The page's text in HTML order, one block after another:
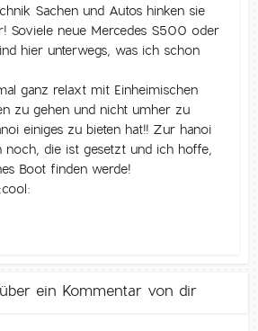
Sachen und Autos hinken sie
Soviele neue Mercedes S500 oder
hier unterwegs, was ich schon
ganz relaxt mit Einheimischen
zu gehen und nicht umher zu
einiges zu bieten hat!! Zur hanoi
noch, die ist gesetzt und ich hoffe,
Boot finden werde!
ein Kommentar von dir